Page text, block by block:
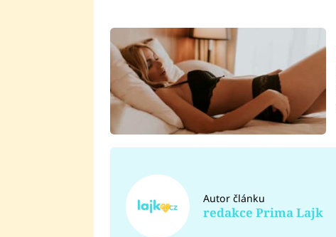
Autor článku
redakce Prima Lajk